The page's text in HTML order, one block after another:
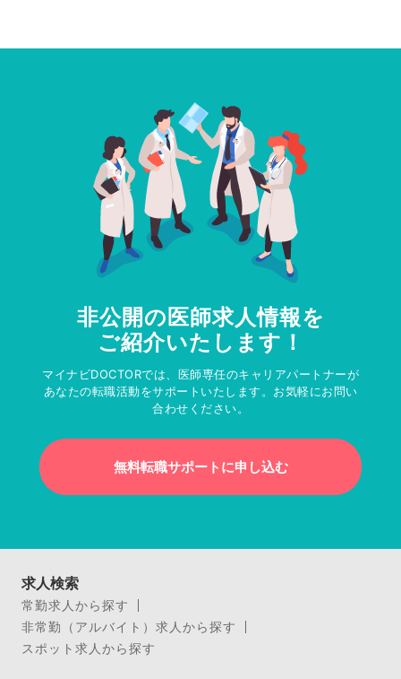
非公開の医師求人情報を
ご紹介いたします！
マイナビDOCTORでは、医師専任のキャリアパートナーが
あなたの転職活動をサポートいたします。お気軽にお問い
合わせください。
無料転職サポートに申し込む
求人検索
常勤求人から探す
非常勤（アルバイト）求人から探す
スポット求人から探す